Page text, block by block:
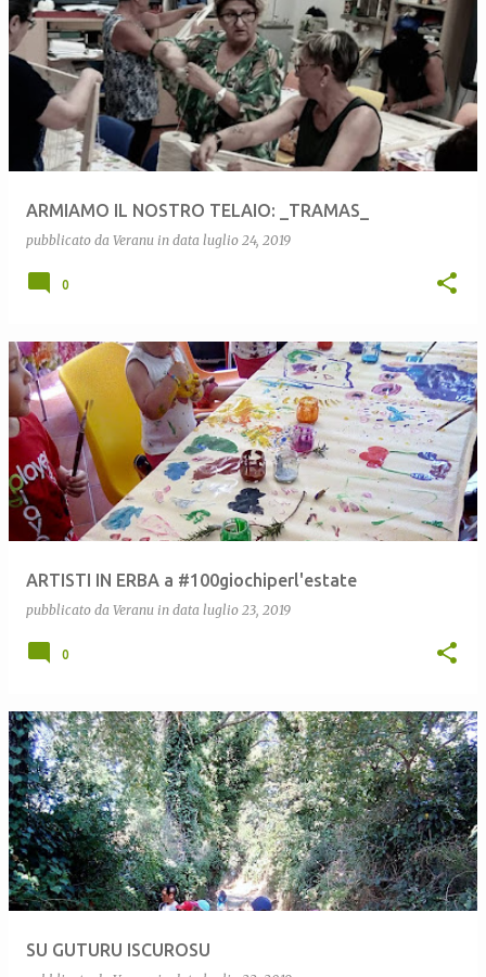
ARMIAMO IL NOSTRO TELAIO: _TRAMAS_
pubblicato da Veranu in data luglio 24, 2019
0
ARTISTI IN ERBA a #100giochiperl'estate
pubblicato da Veranu in data luglio 23, 2019
0
SU GUTURU ISCUROSU